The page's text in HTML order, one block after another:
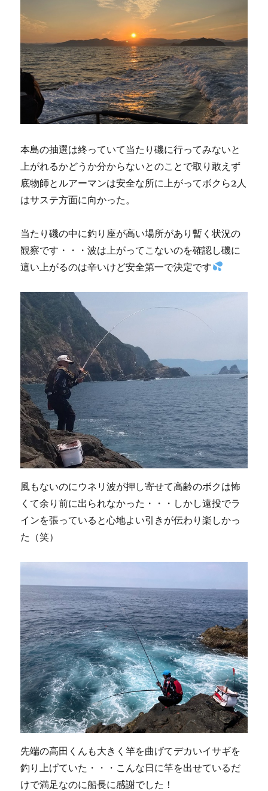
本島の抽選は終っていて当たり磯に行ってみないと
上がれるかどうか分からないとのことで取り敢えず
底物師とルアーマンは安全な所に上がってボクら2人
はサステ方面に向かった。
当たり磯の中に釣り座が高い場所があり暫く状況の
観察です・・・波は上がってこないのを確認し磯に
這い上がるのは辛いけど安全第一で決定です
風もないのにウネリ波が押し寄せて高齢のボクは怖
くて余り前に出られなかった・・・しかし遠投でラ
インを張っていると心地よい引きが伝わり楽しかっ
た（笑）
先端の高田くんも大きく竿を曲げてデカいイサギを
釣り上げていた・・・こんな日に竿を出せているだ
けで満足なのに船長に感謝でした！